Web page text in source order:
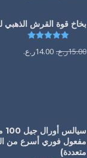
بخاخ قوة القرش الذهبي
تم التقييم
15.00ر.ع. 14.00ر.ع.
مفعول فوري أسرع من
متعددة)